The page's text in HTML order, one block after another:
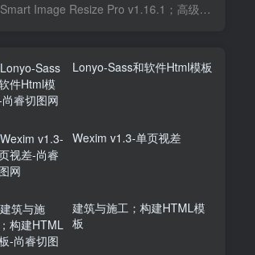
Smart Image Resize Pro v1.16.1；高级脚本、插件和；移动
Lonyo-Sass和软件Html模板
Wexim v1.3-单页视差
建筑与施工；构建HTML模
板